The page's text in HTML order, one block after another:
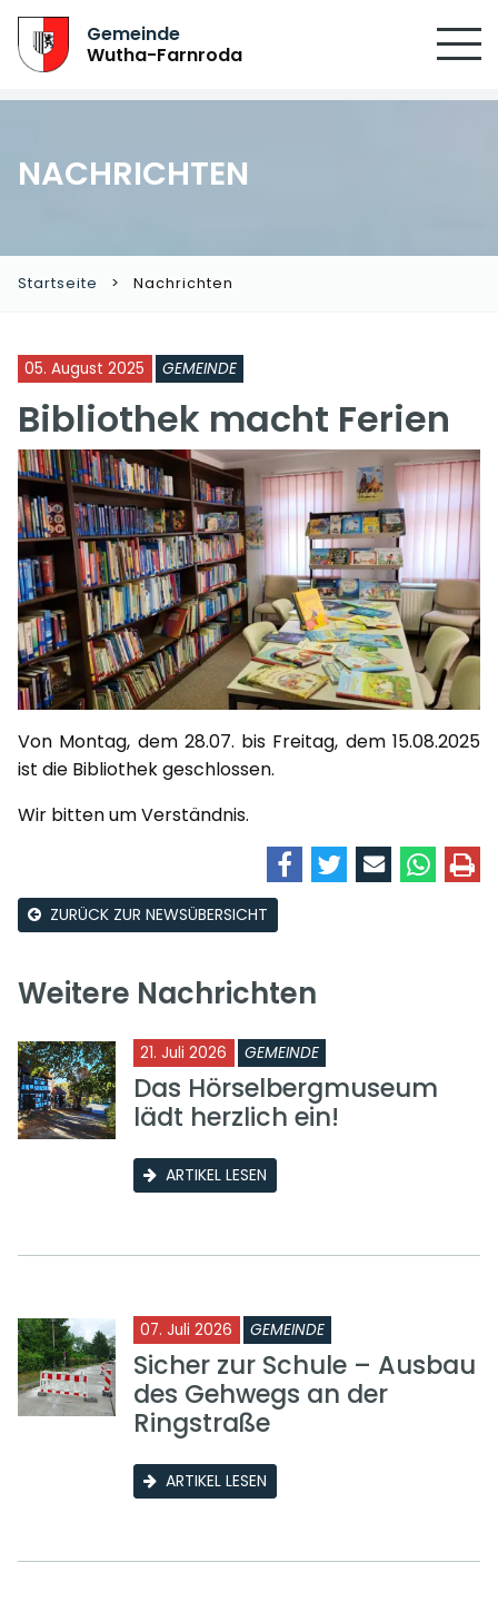
Gemeinde
Wutha-Farnroda
NACHRICHTEN
Startseite Nachrichten
05. August 2025 GEMEINDE
Bibliothek macht Ferien
Von Montag, dem 28.07. bis Freitag, dem 15.08.2025
ist die Bibliothek geschlossen.
Wir bitten um Verständnis.
ZURÜCK ZUR NEWSÜBERSICHT
Weitere Nachrichten
21. Juli 2026 GEMEINDE
Das Hörselbergmuseum
lädt herzlich ein!
ARTIKEL LESEN
07. Juli 2026 GEMEINDE
Sicher zur Schule – Ausbau
des Gehwegs an der
Ringstraße
ARTIKEL LESEN